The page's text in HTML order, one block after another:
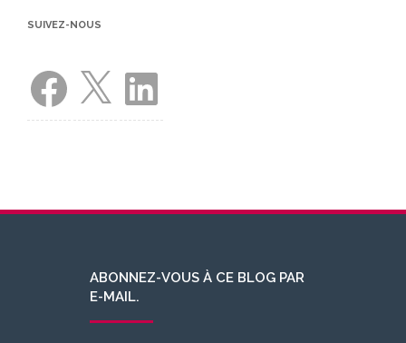
SUIVEZ-NOUS
Facebook LinkedIn
ABONNEZ-VOUS À CE BLOG PAR
E-MAIL.